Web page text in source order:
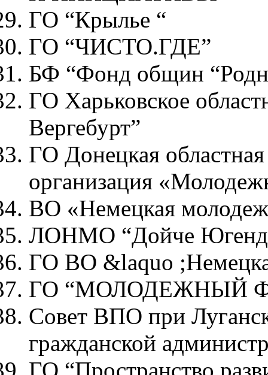
ГО “Крылье “
ГО “ЧИСТО.ГДЕ”
БФ “Фонд общин
ГО Харьковское
Вергебурт”
ГО Донецкая
организация
ВО «Немецкая
ЛОНМО “Дойче
ГО ВО &laquo
ГО “МОЛОДЕЖНЫЙ
Совет ВПО при
гражданской